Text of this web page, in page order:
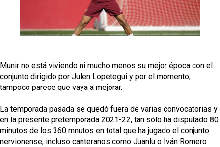
Opinión | "Carta abierta a Alberto Flores" por Rafa
García
Miguel Sierra: La temporada pasada se vio
trabajamos con ilusión
Diomande ya es madridista mientras Rodri agita el
mercado
Munir no está viviendo ni mucho menos su mejor época con el
conjunto dirigido por Julen Lopetegui y por el momento,
tampoco parece que vaya a mejorar.
La temporada pasada se quedó fuera de varias convocatorias y
en la presente pretemporada 2021-22, tan sólo ha disputado 80
minutos de los 360 mnutos en total que ha jugado el conjunto
nervionense, incluso canteranos como Juanlu o Iván Romero